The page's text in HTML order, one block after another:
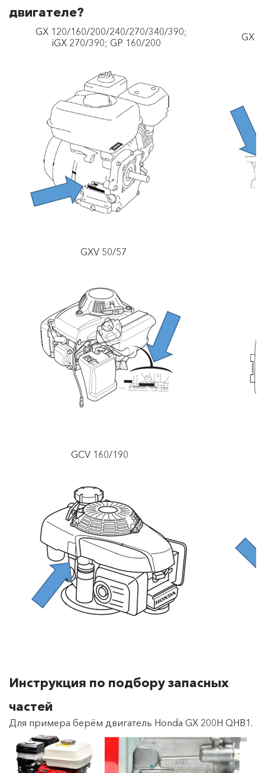
двигателе?
GX 120/160/200/240/270/340/390;
iGX 270/390; GP 160/200
GX 100;
GXV 50/57
GCV 160/190
Инструкция по подбору запасных
частей
Для примера берём двигатель Honda GX 200H QHB1.